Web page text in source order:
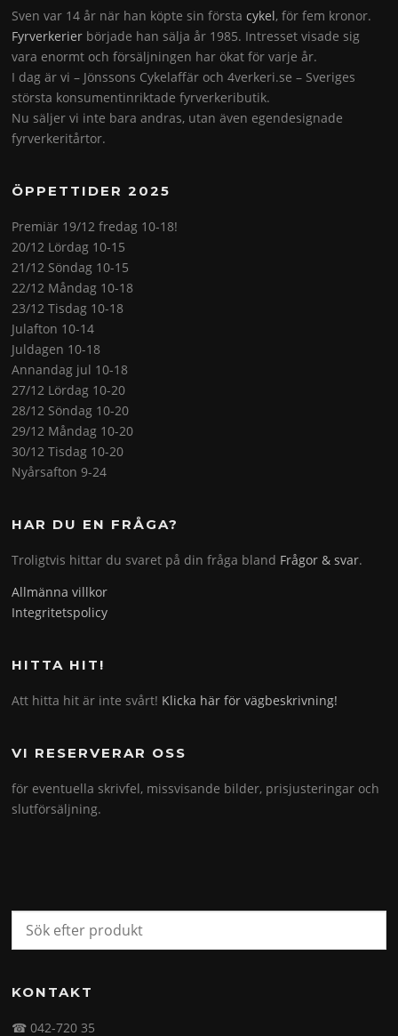
Sven var 14 år när han köpte sin förstacykel, för fem kronor.
Fyrverkerier började han sälja år 1985. Intresset visade sig
vara enormt och försäljningen har ökat för varje år.
I dag är vi – Jönssons Cykelaffär och 4verkeri.se – Sveriges
största konsumentinriktade fyrverkeributik.
Nu säljer vi inte bara andras, utan även egendesignade
fyrverkeritårtor.
ÖPPETTIDER 2025
Premiär 19/12 fredag 10-18!
20/12 Lördag 10-15
21/12 Söndag 10-15
22/12 Måndag 10-18
23/12 Tisdag 10-18
Julafton 10-14
Juldagen 10-18
Annandag jul 10-18
27/12 Lördag 10-20
28/12 Söndag 10-20
29/12 Måndag 10-20
30/12 Tisdag 10-20
Nyårsafton 9-24
HAR DU EN FRÅGA?
Troligtvis hittar du svaret på din fråga bland Frågor & svar.
Allmänna villkor
Integritetspolicy
HITTA HIT!
Att hitta hit är inte svårt! Klicka här för vägbeskrivning!
VI RESERVERAR OSS
för eventuella skrivfel, missvisande bilder, prisjusteringar och
slutförsäljning.
KONTAKT
☎ 042-720 35